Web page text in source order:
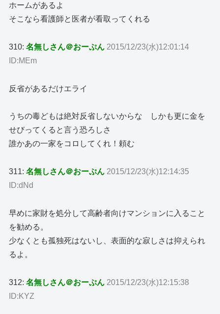
ホームがあるよ
そこなら看護師と医者が看取ってくれる
310:名無しさん＠おーぷん 2015/12/23(水)12:01:14
ID:MEm
反省があるだけエライ
うちの毒どもは絶対反省しないからな しかも更に金を
せびってくると言う恐ろしさ
誰かあの一家をコロしてくれ！頼む
311:名無しさん＠おーぷん 2015/12/23(水)12:14:35
ID:dNd
早めに家財を処分して高齢者向けマンションに入ること
を勧める。
少なくとも孤独死はないし、表面的な寂しさは抑えられ
るよ。
312:名無しさん＠おーぷん 2015/12/23(水)12:15:38
ID:KYZ